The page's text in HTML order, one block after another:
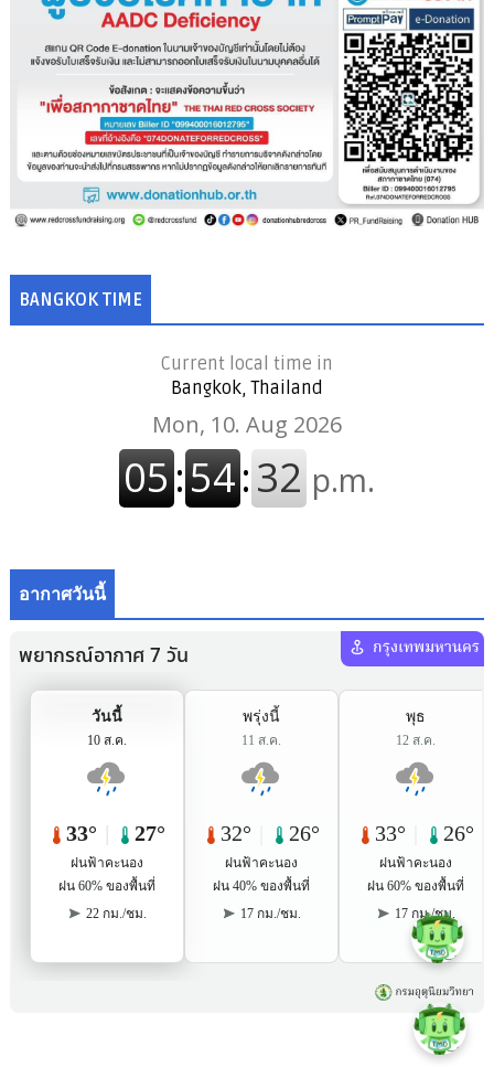
BANGKOK TIME
Current local time in
Bangkok, Thailand
อากาศวันนี้